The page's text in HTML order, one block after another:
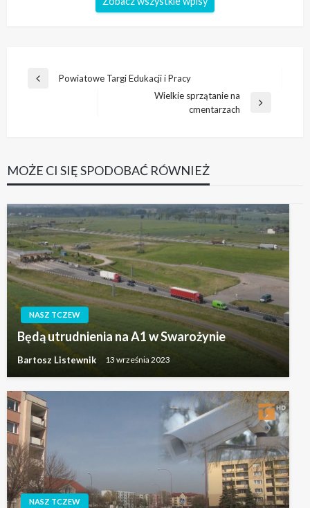
Nawigacja
Poprzedni
Powiatowe Targi Edukacji i Pracy
Wielkie sprzątanie na
cmentarzach
MOŻE CI SIĘ SPODOBAĆ RÓWNIEŻ
NASZ TCZEW
Będą utrudnienia na A1 w Swarożynie
Bartosz Listewnik 13 września 2023
NASZ TCZEW